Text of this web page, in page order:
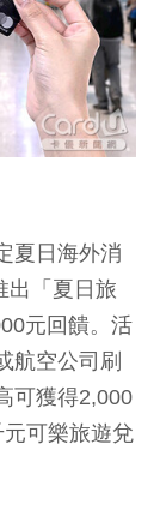
日海外消
出「夏日旅
元回饋。活
航空公司刷
可獲得2,000
可樂旅遊兌